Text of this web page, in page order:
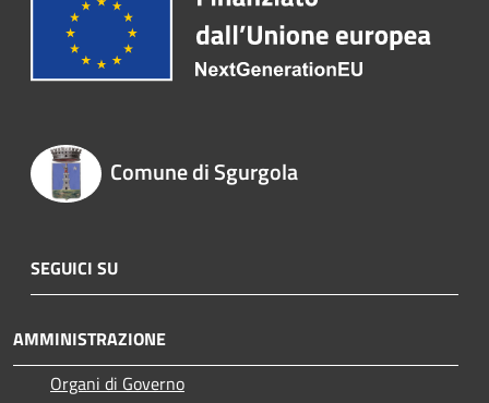
Comune di Sgurgola
SEGUICI SU
AMMINISTRAZIONE
Organi di Governo